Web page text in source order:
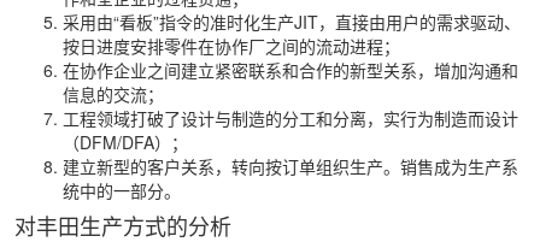
采用由“看板”指令的准时化生产JIT，直接由用户的需求驱动、
按日进度安排零件在协作厂之间的流动进程；
在协作企业之间建立紧密联系和合作的新型关系，增加沟通和
信息的交流；
工程领域打破了设计与制造的分工和分离，实行为制造而设计
（DFM/DFA）；
建立新型的客户关系，转向按订单组织生产。销售成为生产系
统中的一部分。
对丰田生产方式的分析